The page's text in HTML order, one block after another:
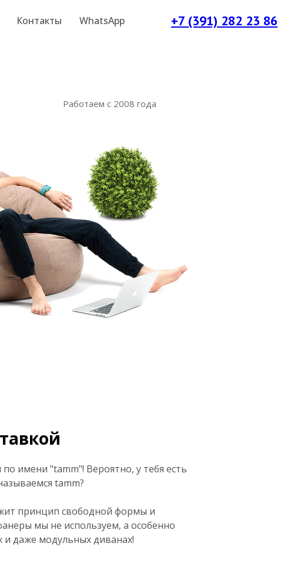
Контакты WhatsApp +7 (391) 282 23 86
Работаем с 2008 года
имени "tamm"! Вероятно, у тебя есть
tamm?
принцип свободной формы и
мы не используем, а особенно
и даже модульных диванах!